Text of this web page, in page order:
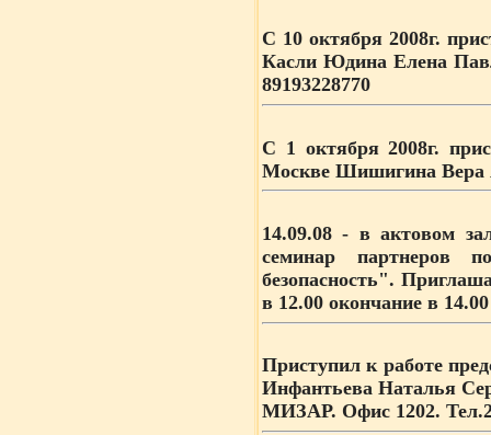
С 10 октября 2008г.
Касли Юдина Елена
89193228770
С 1 октября 2008г.
Москве Шишигина Вера
14.09.08 - в актовом
семинар партнеров
безопасность".
в 12.00 окончание в 14.00
Приступил к работе
Инфантьева Наталья
МИЗАР. Офис 1202.